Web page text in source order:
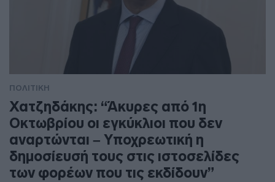
ΠΟΛΙΤΙΚΗ
Χατζηδάκης: “Άκυρες από 1η
Οκτωβρίου οι εγκύκλιοι που δεν
αναρτώνται – Υποχρεωτική η
δημοσίευσή τους στις ιστοσελίδες
των φορέων που τις εκδίδουν”